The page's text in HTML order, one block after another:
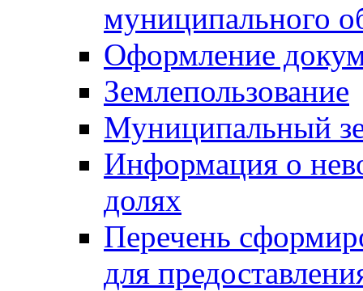
муниципального
Оформление
Землепользование
Муниципальный
Информация о
долях
Перечень
для